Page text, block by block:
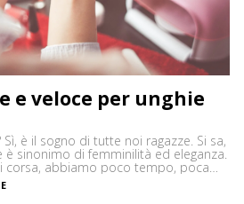
e veloce per unghie
è il sogno di tutte noi ragazze. Si sa,
è sinonimo di femminilità ed eleganza.
corsa, abbiamo poco tempo, poca
mani. Ed è per questo che oggi vi
facile e veloce in […]